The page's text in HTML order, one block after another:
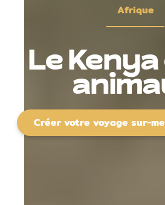
Afrique
Le
Créer votre voyage sur-